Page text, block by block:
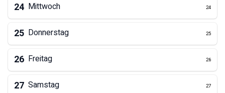
24 Mittwoch 24
25 Donnerstag 25
26 Freitag 26
27 Samstag 27